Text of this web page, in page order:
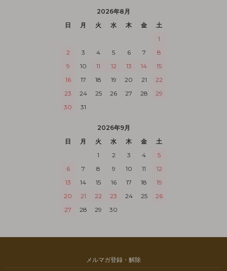
2026年8月
日
月 火 水 木 金
土
1
2
3 4 5 6 7
8
9
10 11 12 13 14
15
16
17 18 19 20 21
22
23
24 25 26 27 28
29
30
31
2026年9月
日
月 火 水 木 金
土
1
2 3 4
5
6
7 8 9 10 11
12
13
14 15 16 17 18
19
20
21 22 23 24 25
26
27
28 29 30
メルマガ登録・解除